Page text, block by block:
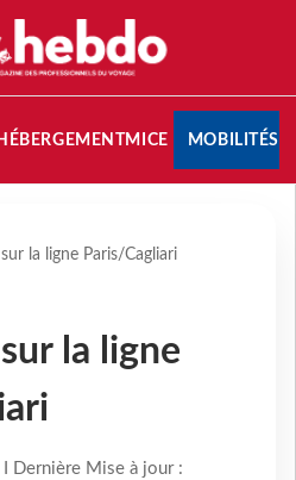
HÉBERGEMENTMICE MOBILITÉS
la ligne Paris/Cagliari
la ligne
Dernière Mise à jour :